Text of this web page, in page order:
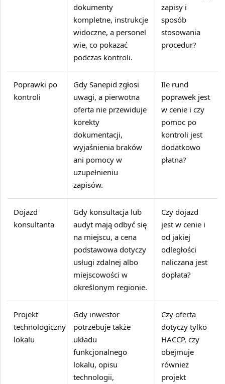
dokumenty
kompletne, instrukcje
widoczne, a personel
wie, co pokazać
podczas kontroli.
zapisy i
sposób
stosowania
procedur?
Poprawki po
kontroli
Gdy Sanepid zgłosi
uwagi, a pierwotna
oferta nie przewiduje
korekty
dokumentacji,
wyjaśnienia braków
ani pomocy w
uzupełnieniu
zapisów.
Ile rund
poprawek jest
w cenie i czy
pomoc po
kontroli jest
dodatkowo
płatna?
Dojazd
konsultanta
Gdy konsultacja lub
audyt mają odbyć się
na miejscu, a cena
podstawowa dotyczy
usługi zdalnej albo
miejscowości w
określonym regionie.
Czy dojazd
jest w cenie i
od jakiej
odległości
naliczana jest
dopłata?
Projekt
technologiczny
lokalu
Gdy inwestor
potrzebuje także
układu
funkcjonalnego
lokalu, opisu
technologii,
Czy oferta
dotyczy tylko
HACCP, czy
obejmuje
również
projekt